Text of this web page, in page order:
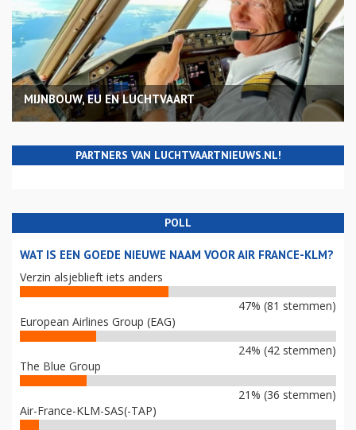
MIJNBOUW, EU EN LUCHTVAART
PARTNERS VAN LUCHTVAARTNIEUWS.NL!
POLL
WAT IS EEN GOEDE NIEUWE NAAM VOOR AIR FRANCE-KLM?
Verzin alsjeblieft iets anders
47% (81 stemmen)
European Airlines Group (EAG)
24% (42 stemmen)
The Blue Group
21% (36 stemmen)
Air-France-KLM-SAS(-TAP)